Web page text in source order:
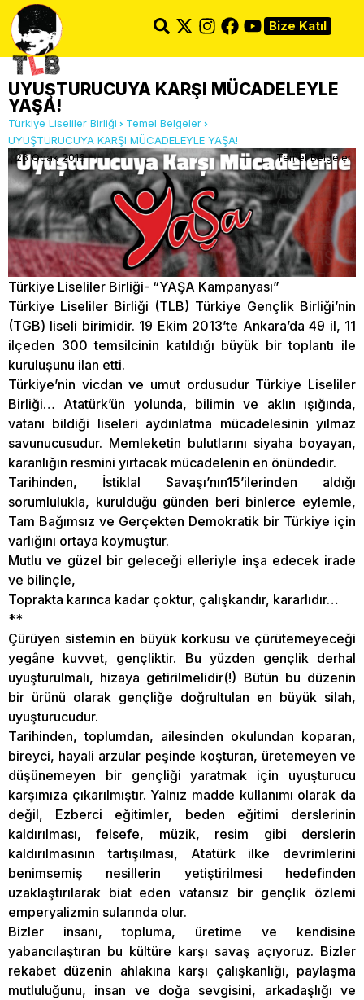
Bize Katıl
UYUŞTURUCUYA KARŞI MÜCADELEYLE
YAŞA!
Türkiye Liseliler Birliği
Temel Belgeler
UYUŞTURUCUYA KARŞI MÜCADELEYLE YAŞA!
26 Ocak 2016
Temel Belgeler
Türkiye Liseliler Birliği- “YAŞA Kampanyası”
Türkiye Liseliler Birliği (TLB) Türkiye Gençlik Birliği’nin
(TGB) liseli birimidir. 19 Ekim 2013’te Ankara’da 49 il, 11
ilçeden 300 temsilcinin katıldığı büyük bir toplantı ile
kuruluşunu ilan etti.
Türkiye’nin vicdan ve umut ordusudur Türkiye Liseliler
Birliği… Atatürk’ün yolunda, bilimin ve aklın ışığında,
vatanı bildiği liseleri aydınlatma mücadelesinin yılmaz
savunucusudur. Memleketin bulutlarını siyaha boyayan,
karanlığın resmini yırtacak mücadelenin en önündedir.
Tarihinden, İstiklal Savaşı’nın15’ilerinden aldığı
sorumlulukla, kurulduğu günden beri binlerce eylemle,
Tam Bağımsız ve Gerçekten Demokratik bir Türkiye için
varlığını ortaya koymuştur.
Mutlu ve güzel bir geleceği elleriyle inşa edecek irade
ve bilinçle,
Toprakta karınca kadar çoktur, çalışkandır, kararlıdır…
**
Çürüyen sistemin en büyük korkusu ve çürütemeyeceği
yegâne kuvvet, gençliktir. Bu yüzden gençlik derhal
uyuşturulmalı, hizaya getirilmelidir(!) Bütün bu düzenin
bir ürünü olarak gençliğe doğrultulan en büyük silah,
uyuşturucudur.
Tarihinden, toplumdan, ailesinden okulundan koparan,
bireyci, hayali arzular peşinde koşturan, üretemeyen ve
düşünemeyen bir gençliği yaratmak için uyuşturucu
karşımıza çıkarılmıştır. Yalnız madde kullanımı olarak da
değil, Ezberci eğitimler, beden eğitimi derslerinin
kaldırılması, felsefe, müzik, resim gibi derslerin
kaldırılmasının tartışılması, Atatürk ilke devrimlerini
benimsemiş nesillerin yetiştirilmesi hedefinden
uzaklaştırılarak biat eden vatansız bir gençlik özlemi
emperyalizmin sularında olur.
Bizler insanı, topluma, üretime ve kendisine
yabancılaştıran bu kültüre karşı savaş açıyoruz. Bizler
rekabet düzenin ahlakına karşı çalışkanlığı, paylaşma
mutluluğunu, insan ve doğa sevgisini, arkadaşlığı ve